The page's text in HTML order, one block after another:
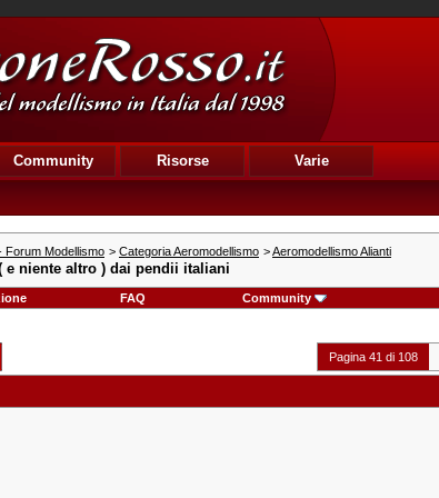
Community Risorse Varie
Forum Modellismo > Categoria Aeromodellismo >Aeromodellismo Alianti
e niente altro ) dai pendii italiani
FAQ Community
Pagina 41 di 108